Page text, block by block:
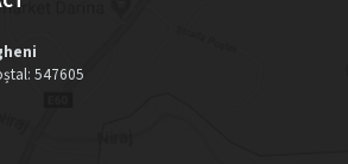
547605